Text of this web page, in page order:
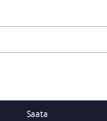
Saata